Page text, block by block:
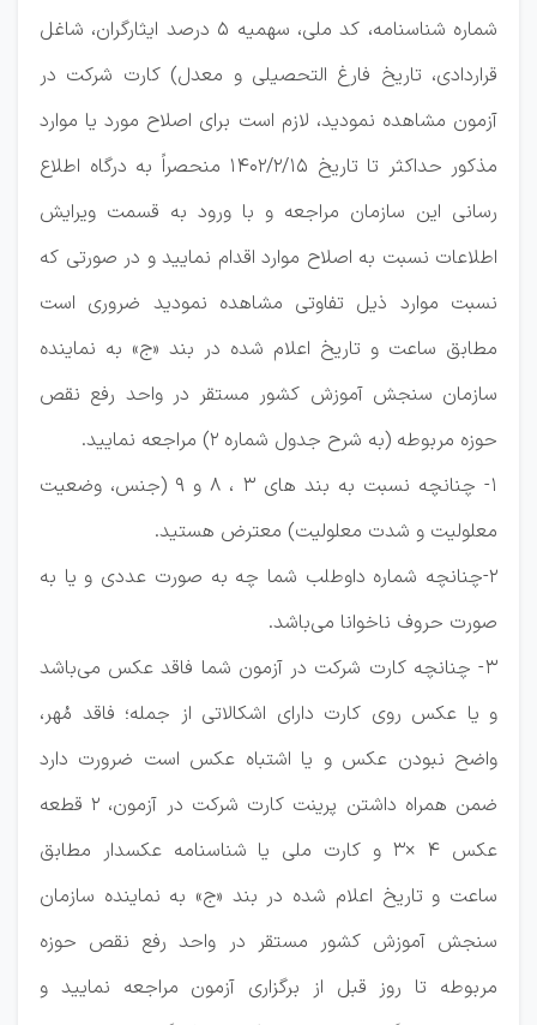
شماره شناسنامه، کد ملی، سهمیه 5 درصد ایثارگران، شاغل
قراردادی، تاریخ فارغ التحصیلی و معدل) کارت شرکت در
آزمون مشاهده نمودید، لازم است برای اصلاح مورد یا موارد
مذکور حداکثر تا تاریخ ۱۴۰۲/۲/۱۵ منحصراً به درگاه اطلاع
رسانی این سازمان مراجعه و با ورود به قسمت ویرایش
اطلاعات نسبت به اصلاح موارد اقدام نمایید و در صورتی که
نسبت موارد ذیل تفاوتی مشاهده نمودید ضروری است
مطابق ساعت و تاریخ اعلام شده در بند «ج» به نماینده
سازمان سنجش آموزش کشور مستقر در واحد رفع نقص
حوزه مربوطه (به شرح جدول شماره 2) مراجعه نمایید.
1- چنانچه نسبت به بند های 3 ، 8 و 9 (جنس، وضعیت
معلولیت و شدت معلولیت) معترض هستید.
2-چنانچه شماره داوطلب شما چه به صورت عددی و یا به
صورت حروف ناخوانا می‌باشد.
3- چنانچه کارت شرکت در آزمون شما فاقد عکس می‌باشد
و یا عکس روی کارت دارای اشکالاتی از جمله؛ فاقد مُهر،
واضح نبودن عکس و یا اشتباه عکس است ضرورت دارد
ضمن همراه داشتن پرینت کارت شرکت در آزمون، 2 قطعه
عکس 4 ×3 و کارت ملی یا شناسنامه عکسدار مطابق
ساعت و تاریخ اعلام شده در بند «ج» به نماینده سازمان
سنجش آموزش کشور مستقر در واحد رفع نقص حوزه
مربوطه تا روز قبل از برگزاری آزمون مراجعه نمایید و